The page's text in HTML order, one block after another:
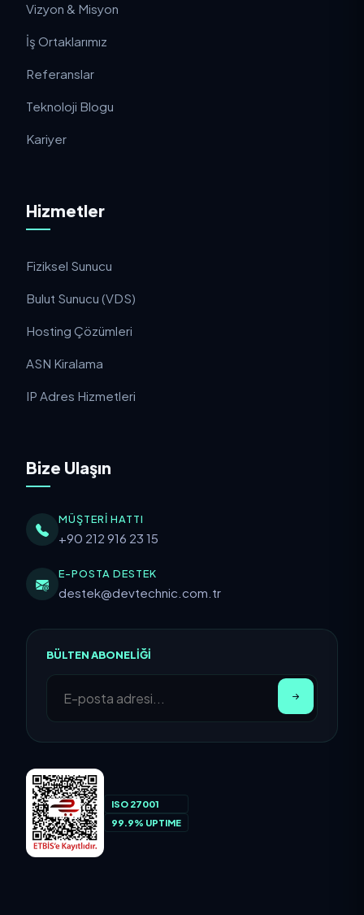
Vizyon & Misyon
İş Ortaklarımız
Referanslar
Teknoloji Blogu
Kariyer
Hizmetler
Fiziksel Sunucu
Bulut Sunucu (VDS)
Hosting Çözümleri
ASN Kiralama
IP Adres Hizmetleri
Bize Ulaşın
MÜŞTERI HATTI
+90 212 916 23 15
E-POSTA DESTEK
destek@devtechnic.com.tr
BÜLTEN ABONELIĞI
ISO 27001
99.9% UPTIME